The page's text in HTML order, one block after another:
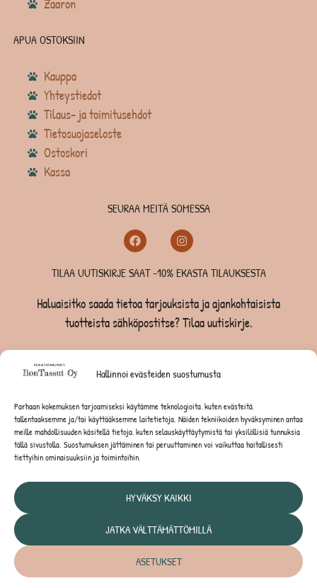
Hallinnoi evästeiden suostumusta
Parhaan kokemuksen tarjoamiseksi käytämme teknologioita, kuten evästeitä,
tallentaaksemme ja/tai käyttääksemme laitetietoja. Näiden tekniikoiden hyväksyminen antaa
meille mahdollisuuden käsitellä tietoja, kuten selauskäyttäytymistä tai yksilöllisiä tunnuksia
tällä sivustolla. Suostumuksen jättäminen tai peruuttaminen voi vaikuttaa haitallisesti
tiettyihin ominaisuuksiin ja toimintoihin.
HYVÄKSY KAIKKI
JATKA VÄLTTÄMÄTTÖMILLÄ
ASETUKSET
Zaaron
APUA OSTOKSIIN
Kauppa
Yhteystiedot
Tilaus- ja toimitusehdot
Tietosuojaseloste
Ostoskori
Kassa
SEURAA MEITÄ SOMESSA
TILAA UUTISKIRJE SAAT -10% EKASTA TILAUKSESTA
Haluaisitko saada tietoa tarjouksista ja ajankohtaisista
tuotteista sähköpostitse? Tilaa uutiskirje.
TILAA UUTISKIRJE -SAAT -10% EKASTA TILAUKSESTA
KISSOILLE
JYRSIJÖILLE